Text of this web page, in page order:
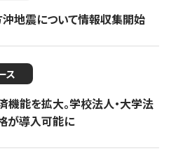
沖地震について情報収集開始
ス
機能を拡大。学校法人・大学法
が導入可能に